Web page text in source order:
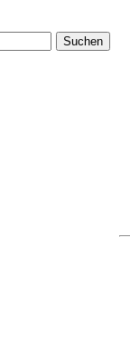
Suchen